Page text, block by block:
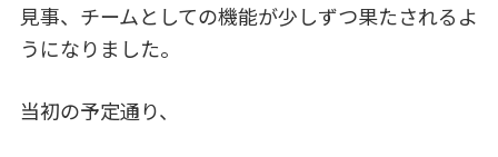
見事、チームとしての機能が少しずつ果たされるよ
うになりました。
当初の予定通り、